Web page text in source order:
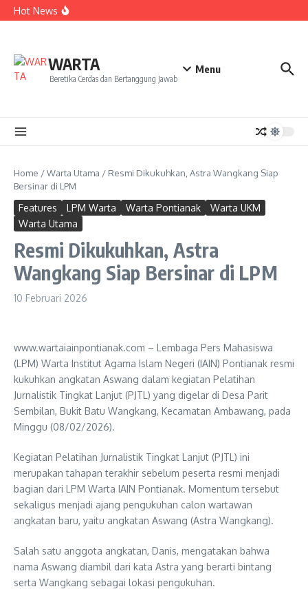
Lewati ke konten
Hot News
ke NCC 4 Bali
Sukseskan Kerja Bakti di Anjungan Melancar
WARTA
Beretika Cerdas dan Bertanggung Jawab
Menu
Home /Warta Utama / Resmi Dikukuhkan, Astra Wangkang Siap
Bersinar di LPM
Features LPM Warta Warta Pontianak
Warta UKM
Warta Utama
Resmi Dikukuhkan, Astra
Wangkang Siap Bersinar di LPM
10 Februari 2026
www.wartaiainpontianak.com – Lembaga Pers Mahasiswa
(LPM) Warta Institut Agama Islam Negeri (IAIN) Pontianak resmi
kukuhkan angkatan Aswang dalam kegiatan Pelatihan
Jurnalistik Tingkat Lanjut (PJTL) yang digelar di Desa Parit
Sembilan, Bukit Batu Wangkang, Kecamatan Ambawang, pada
Minggu (08/02/2026).
Kegiatan Pelatihan Jurnalistik Tingkat Lanjut (PJTL) ini
merupakan tahapan terakhir sebelum peserta resmi menjadi
bagian dari LPM Warta IAIN Pontianak. Momentum tersebut
sekaligus menjadi ajang pengukuhan calon wartawan
angkatan baru, yaitu angkatan Aswang (Astra Wangkang).
Salah satu anggota angkatan, Danis, mengatakan bahwa
nama Aswang diambil dari kata Astra yang berarti bintang
serta Wangkang sebagai lokasi pengukuhan.